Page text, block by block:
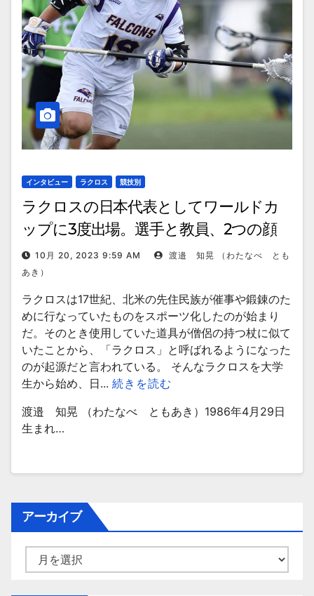
インタビュー ラクロス 競技別
ラクロスの日本代表としてワールドカ
ップに3度出場。選手と教員、2つの顔
を持つ水田裕樹選手が競技を続ける理由
10月 20, 2023 9:59 AM
渡邉 知晃 （わたなべ とも
あき）
ラクロスは17世紀、北米の先住民族が催事や鍛錬のた
めに行なっていたものをスポーツ化したのが始まり
だ。そのとき使用していた道具が僧侶の持つ杖に似て
いたことから、「ラクロス」と呼ばれるようになった
のが起源だと言われている。 そんなラクロスを大学
生から始め、日... 続きを読む
渡邉 知晃 （わたなべ ともあき）1986年4月29日
生まれ…
アーカイブ
ー